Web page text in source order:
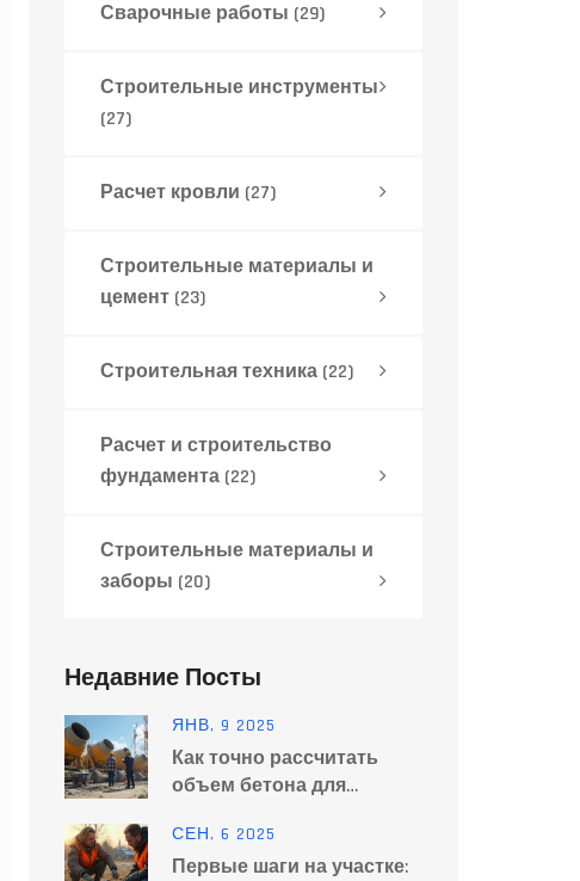
Сварочные работы (29)
Строительные инструменты
(27)
Расчет кровли (27)
Строительные материалы и
цемент (23)
Строительная техника (22)
Расчет и строительство
фундамента (22)
Строительные материалы и
заборы (20)
Недавние Посты
ЯНВ, 9 2025
Как точно рассчитать
объем бетона для
СЕН, 6 2025
Первые шаги на участке: